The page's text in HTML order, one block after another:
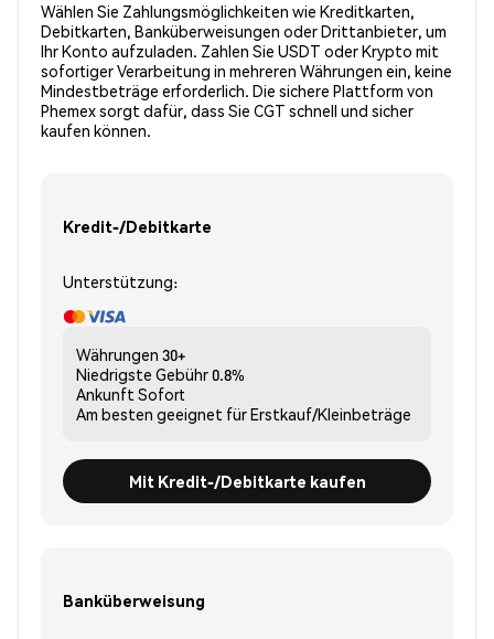
Wählen Sie Zahlungsmöglichkeiten wie Kreditkarten,
Debitkarten, Banküberweisungen oder Drittanbieter, um
Ihr Konto aufzuladen. Zahlen Sie USDT oder Krypto mit
sofortiger Verarbeitung in mehreren Währungen ein, keine
Mindestbeträge erforderlich. Die sichere Plattform von
Phemex sorgt dafür, dass Sie CGT schnell und sicher
kaufen können.
Kredit-/Debitkarte
Unterstützung:
Währungen 30+
Niedrigste Gebühr0.8%
Ankunft Sofort
Am besten geeignet fürErstkauf/Kleinbeträge
Mit Kredit-/Debitkarte kaufen
Banküberweisung